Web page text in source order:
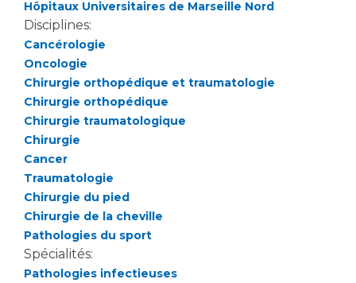
Charte Romain Jacob
Mouvement Parcours Handicap 13
Activité physique
Cancer
Médecine nucléaire
Maladies rares
Adresser un patient
Réseaux de soins
Adresser un examen au Laboratoire de Biologie
Médicale
Radiologie / Imagerie
Cancérologie
Les pôles d'activité médicale
Anatomie et Cytologie Pathologiques
Adresser un examen au Laboratoire d'Infectiologie
Centres de référence Maladies Rares
Plateforme d'Expertise Maladies Rares
Hôpitaux Universitaires de Marseille Nord
Disciplines:
Cancérologie
Oncologie
Chirurgie orthopédique et traumatologie
Chirurgie orthopédique
Chirurgie traumatologique
Chirurgie
Cancer
Traumatologie
Chirurgie du pied
Chirurgie de la cheville
Pathologies du sport
Spécialités:
Pathologies infectieuses